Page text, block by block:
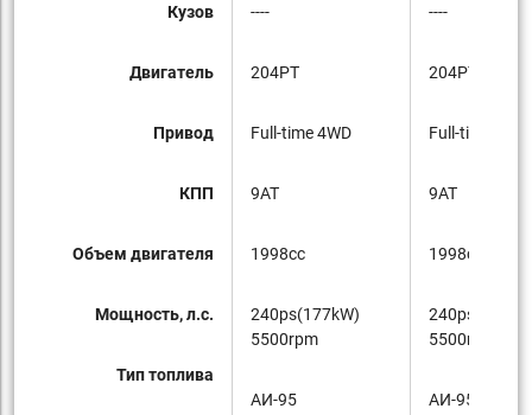
Кузов
Двигатель
Привод
КПП
Объем двигателя
Мощность, л.с.
Тип топлива
----
204PT
Full-time 4WD
9AT
1998cc
240ps(177kW)
5500rpm
AИ-95
----
204PT
Full-time 4WD
9AT
1998cc
5500rpm
AИ-95